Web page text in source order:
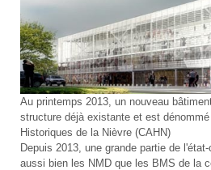
Au printemps 2013, un nouveau
structure déjà existante et est
Historiques de la Nièvre (CAHN)
Depuis 2013, une grande partie de
aussi bien les NMD que les BMS de la